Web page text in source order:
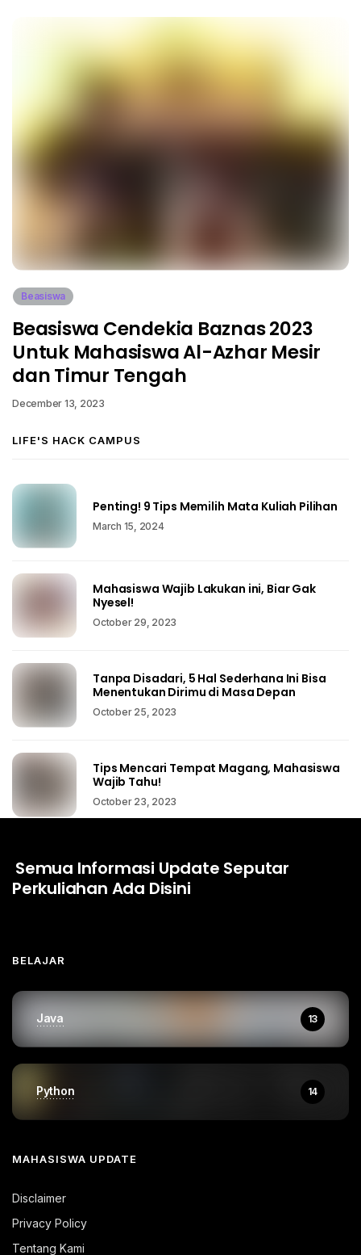
Beasiswa
Beasiswa Cendekia Baznas 2023
Untuk Mahasiswa Al-Azhar Mesir
dan Timur Tengah
December 13, 2023
LIFE'S HACK CAMPUS
Penting! 9 Tips Memilih Mata Kuliah Pilihan
March 15, 2024
Mahasiswa Wajib Lakukan ini, Biar Gak
Nyesel!
October 29, 2023
Tanpa Disadari, 5 Hal Sederhana Ini Bisa
Menentukan Dirimu di Masa Depan
October 25, 2023
Tips Mencari Tempat Magang, Mahasiswa
Wajib Tahu!
October 23, 2023
Semua Informasi Update Seputar
Perkuliahan Ada Disini
BELAJAR
Java 13
Python 14
MAHASISWA UPDATE
Disclaimer
Privacy Policy
Tentang Kami